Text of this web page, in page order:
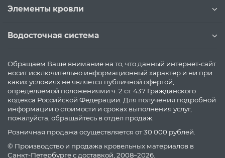
Элементы кровли
Водосточная система
Обращаем Ваше внимание на то, что данный интернет-сайт
носит исключительно информационный характер и ни при
каких условиях не является публичной офертой,
определяемой положениями ч. 2 ст. 437 Гражданского
кодекса Российской Федерации. Для получения подробной
информации о стоимости и сроках выполнения услуг,
пожалуйста, обращайтесь в отдел продаж.
Розничная продажа осуществляется от 30 000 рублей.
© Производство и продажа кровельных материалов в
Санкт-Петербурге с доставкой, 2008–2026.